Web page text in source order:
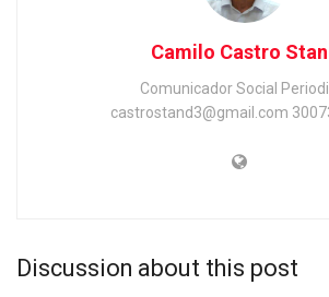
Camilo Castro
Comunicador Social
castrostand3@gmail.com
Discussion about this post